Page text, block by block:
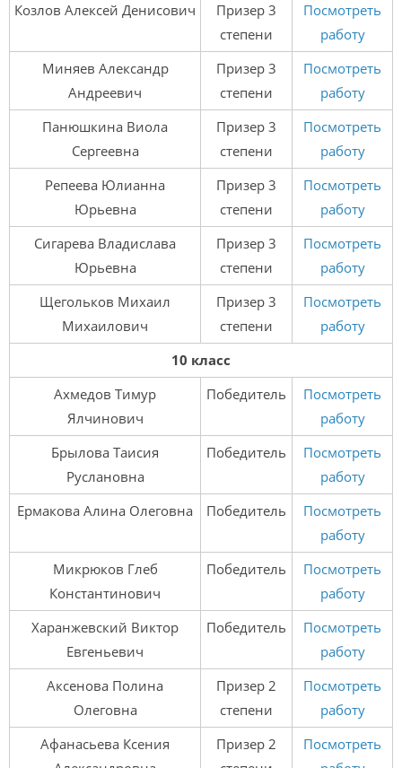
Козлов Алексей Денисович
Призер 3
степени
Посмотреть
работу
Миняев Александр
Андреевич
Призер 3
степени
Посмотреть
работу
Панюшкина Виола
Сергеевна
Призер 3
степени
Посмотреть
работу
Репеева Юлианна
Юрьевна
Призер 3
степени
Посмотреть
работу
Сигарева Владислава
Юрьевна
Призер 3
степени
Посмотреть
работу
Щегольков Михаил
Михаилович
Призер 3
степени
Посмотреть
работу
10 класс
Ахмедов Тимур
Ялчинович
Победитель
Посмотреть
работу
Брылова Таисия
Руслановна
Победитель
Посмотреть
работу
Ермакова Алина Олеговна
Победитель
Посмотреть
работу
Микрюков Глеб
Константинович
Победитель
Посмотреть
работу
Харанжевский Виктор
Евгеньевич
Победитель
Посмотреть
работу
Аксенова Полина
Олеговна
Призер 2
степени
Посмотреть
работу
Афанасьева Ксения
Призер 2
Посмотреть